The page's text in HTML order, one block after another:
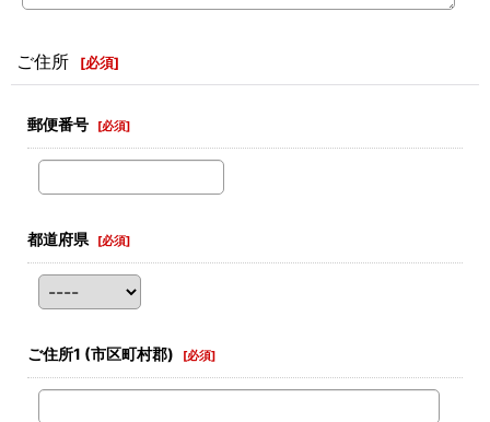
ご住所 [必須]
郵便番号 [必須]
都道府県 [必須]
ご住所1 (市区町村郡) [必須]